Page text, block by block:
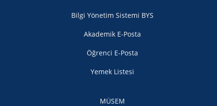
Bilgi Yönetim Sistemi BYS
Akademik E-Posta
Öğrenci E-Posta
Yemek Listesi
MÜSEM